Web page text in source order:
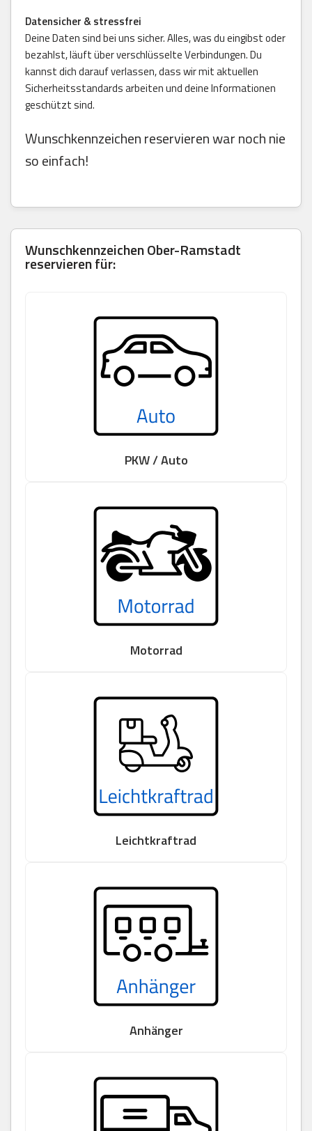
Datensicher & stressfrei
Deine Daten sind bei uns sicher. Alles, was du eingibst oder
bezahlst, läuft über verschlüsselte Verbindungen. Du
kannst dich darauf verlassen, dass wir mit aktuellen
Sicherheitsstandards arbeiten und deine Informationen
geschützt sind.
Wunschkennzeichen reservieren war noch nie
so einfach!
Wunschkennzeichen Ober-Ramstadt
reservieren für:
PKW / Auto
Motorrad
Leichtkraftrad
Anhänger